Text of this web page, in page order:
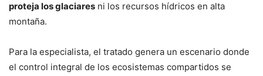
proteja los glaciares ni los recursos hídricos en alta
montaña.
Para la especialista, el tratado genera un escenario donde
el control integral de los ecosistemas compartidos se